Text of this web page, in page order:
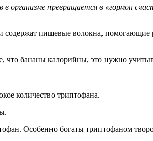
организме превращается в «гормон
пищевые волокна, помогающие
что бананы калорийны, это нужно
количество триптофана.
Особенно богаты триптофаном